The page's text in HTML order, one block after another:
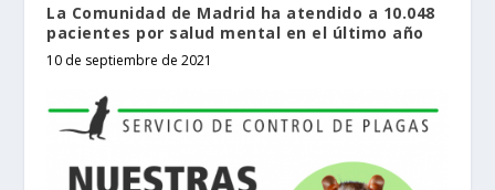
La Comunidad de Madrid ha atendido a 10.048
pacientes por salud mental en el último año
10 de septiembre de 2021